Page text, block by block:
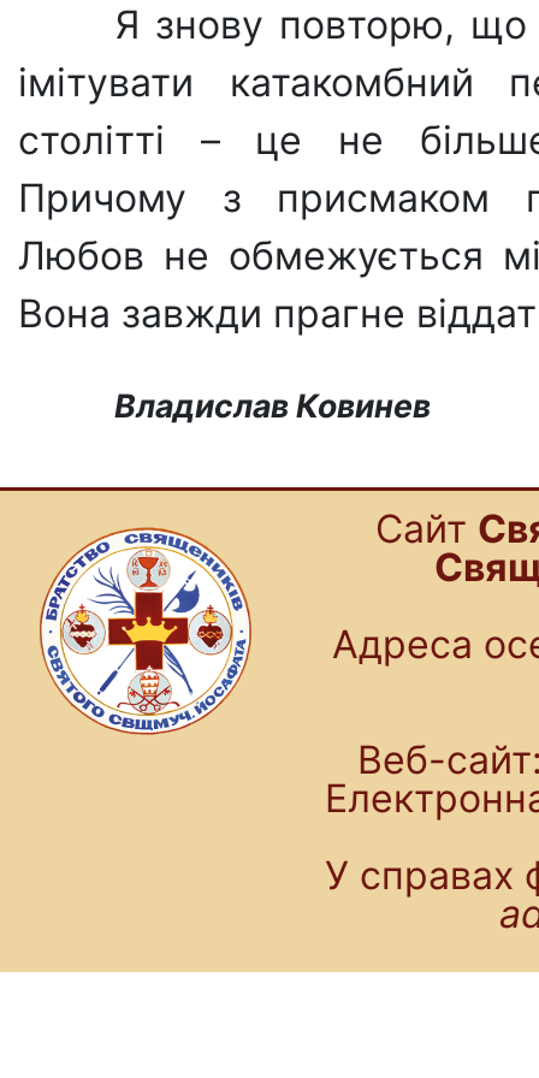
Я знову повторю, що
імітувати
столітті – це не
Причому з присмаком
Любов не обмежується
Вона завжди прагне
Владислав Ковинев
Cайт
Адреса
Веб-
У справах